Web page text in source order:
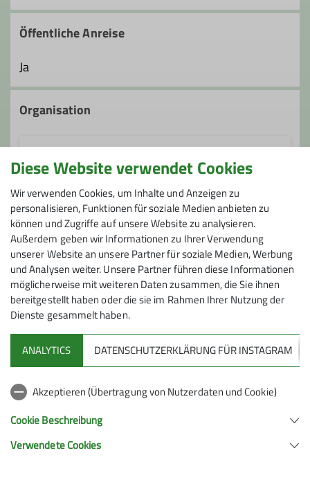
Öffentliche Anreise
Ja
Organisation
Helge Seinsch
017624005352
Ämter
Wanderleiter/-in
Gruppe
Kondiwandern
Diese Website verwendet Cookies
Wir verwenden Cookies, um Inhalte und Anzeigen zu
personalisieren, Funktionen für soziale Medien anbieten zu
können und Zugriffe auf unsere Website zu analysieren.
Außerdem geben wir Informationen zu Ihrer Verwendung
unserer Website an unsere Partner für soziale Medien, Werbung
und Analysen weiter. Unsere Partner führen diese Informationen
möglicherweise mit weiteren Daten zusammen, die Sie ihnen
bereitgestellt haben oder die sie im Rahmen Ihrer Nutzung der
Dienste gesammelt haben.
ANALYTICS DATENSCHUTZERKLÄRUNG FÜR INSTAGRAM
Akzeptieren (Übertragung von Nutzerdaten und Cookie)
Cookie Beschreibung
Verwendete Cookies